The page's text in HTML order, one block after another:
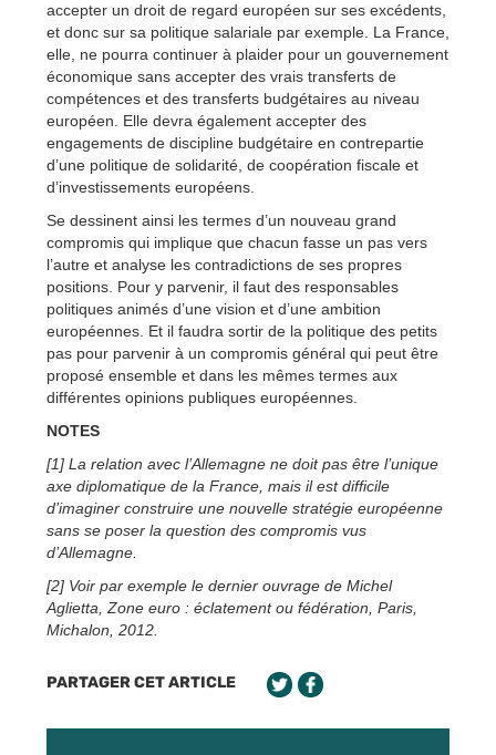
accepter un droit de regard européen sur ses excédents,
et donc sur sa politique salariale par exemple. La France,
elle, ne pourra continuer à plaider pour un gouvernement
économique sans accepter des vrais transferts de
compétences et des transferts budgétaires au niveau
européen. Elle devra également accepter des
engagements de discipline budgétaire en contrepartie
d’une politique de solidarité, de coopération fiscale et
d’investissements européens.
Se dessinent ainsi les termes d’un nouveau grand
compromis qui implique que chacun fasse un pas vers
l’autre et analyse les contradictions de ses propres
positions. Pour y parvenir, il faut des responsables
politiques animés d’une vision et d’une ambition
européennes. Et il faudra sortir de la politique des petits
pas pour parvenir à un compromis général qui peut être
proposé ensemble et dans les mêmes termes aux
différentes opinions publiques européennes.
NOTES
[1] La relation avec l’Allemagne ne doit pas être l’unique
axe diplomatique de la France, mais il est difficile
d’imaginer construire une nouvelle stratégie européenne
sans se poser la question des compromis vus
d’Allemagne.
[2] Voir par exemple le dernier ouvrage de Michel
Aglietta, Zone euro : éclatement ou fédération, Paris,
Michalon, 2012.
PARTAGER CET ARTICLE